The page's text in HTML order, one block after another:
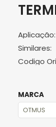
Aplicação:
Similares:
Codigo
MARCA